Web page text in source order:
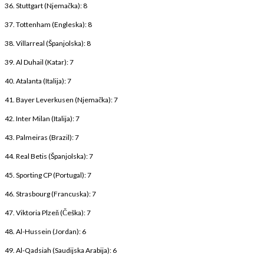
36. Stuttgart (Njemačka): 8
37. Tottenham (Engleska): 8
38. Villarreal (Španjolska): 8
39. Al Duhail (Katar): 7
40. Atalanta (Italija): 7
41. Bayer Leverkusen (Njemačka): 7
42. Inter Milan (Italija): 7
43. Palmeiras (Brazil): 7
44. Real Betis (Španjolska): 7
45. Sporting CP (Portugal): 7
46. Strasbourg (Francuska): 7
47. Viktoria Plzeň (Češka): 7
48. Al-Hussein (Jordan): 6
49. Al-Qadsiah (Saudijska Arabija): 6